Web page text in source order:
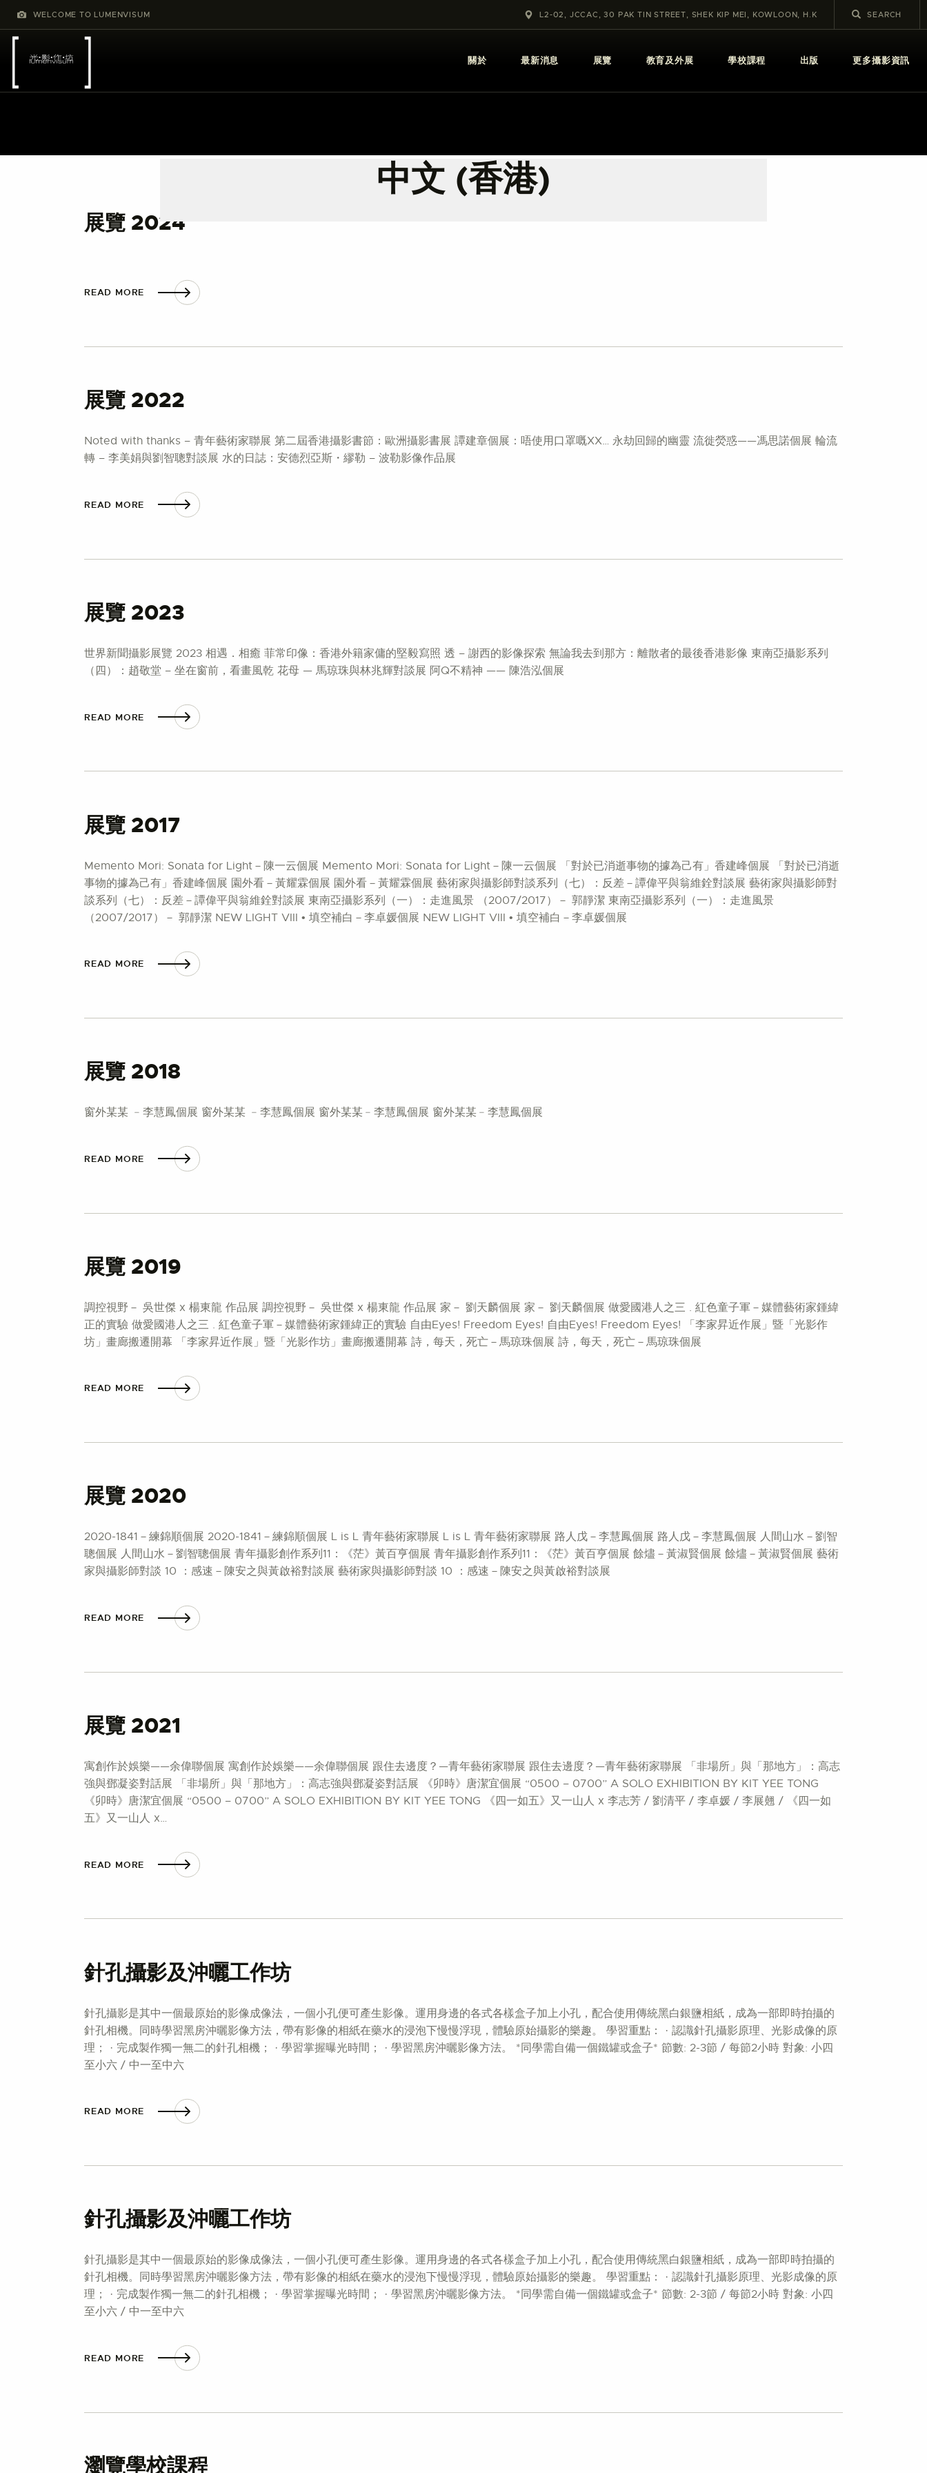
WELCOME TO LUMENVISUM L2-02, JCCAC, 30 PAK TIN STREET, SHEK KIP MEI, KOWLOON, H.K
關於 最新消息 展覽 教育及外展 學校課程 出版 更多攝影資訊
中文 (香港)
展覽
學校課程
展覽 2024
READ MORE
展覽 2022
Noted with thanks – 青年藝術家聯展 第二屆香港攝影書節：歐洲攝影書展 譚建章個展：唔使用口罩嘅XX… 永劫回歸的幽靈 流徙熒惑——馮思諾個展 輪流
轉 – 李美娟與劉智聰對談展 水的日誌：安德烈亞斯・繆勒 – 波勒影像作品展
READ MORE
展覽 2023
世界新聞攝影展覽 2023 相遇．相癒 菲常印像：香港外籍家傭的堅毅寫照 透 – 謝西的影像探索 無論我去到那方：離散者的最後香港影像 東南亞攝影系列
（四）：趙敬堂 – 坐在窗前，看畫風乾 花母 — 馬琼珠與林兆輝對談展 阿Q不精神 —— 陳浩泓個展
READ MORE
展覽 2017
Memento Mori: Sonata for Light－陳一云個展 Memento Mori: Sonata for Light－陳一云個展 「對於已消逝事物的據為己有」香建峰個展 「對於已消逝
事物的據為己有」香建峰個展 園外看－黃耀霖個展 園外看－黃耀霖個展 藝術家與攝影師對談系列（七）：反差－譚偉平與翁維銓對談展 藝術家與攝影師對
談系列（七）：反差－譚偉平與翁維銓對談展 東南亞攝影系列（一）：走進風景 （2007/2017）－ 郭靜潔 東南亞攝影系列（一）：走進風景
（2007/2017）－ 郭靜潔 NEW LIGHT VIII • 填空補白－李卓媛個展 NEW LIGHT VIII • 填空補白－李卓媛個展
READ MORE
展覽 2018
窗外某某 ﹣李慧鳳個展 窗外某某 ﹣李慧鳳個展 窗外某某﹣李慧鳳個展 窗外某某﹣李慧鳳個展
READ MORE
展覽 2019
調控視野－ 吳世傑 x 楊東龍 作品展 調控視野－ 吳世傑 x 楊東龍 作品展 家－ 劉天麟個展 家－ 劉天麟個展 做愛國港人之三 . 紅色童子軍－媒體藝術家鍾緯
正的實驗 做愛國港人之三 . 紅色童子軍－媒體藝術家鍾緯正的實驗 自由Eyes! Freedom Eyes! 自由Eyes! Freedom Eyes! 「李家昇近作展」暨「光影作
坊」畫廊搬遷開幕 「李家昇近作展」暨「光影作坊」畫廊搬遷開幕 詩，每天，死亡－馬琼珠個展 詩，每天，死亡－馬琼珠個展
READ MORE
展覽 2020
2020-1841－練錦順個展 2020-1841－練錦順個展 L is L 青年藝術家聯展 L is L 青年藝術家聯展 路人戊－李慧鳳個展 路人戊－李慧鳳個展 人間山水－劉智
聰個展 人間山水－劉智聰個展 青年攝影創作系列11：《茫》黃百亨個展 青年攝影創作系列11：《茫》黃百亨個展 餘燼－黃淑賢個展 餘燼－黃淑賢個展 藝術
家與攝影師對談 10 ：感速－陳安之與黃啟裕對談展 藝術家與攝影師對談 10 ：感速－陳安之與黃啟裕對談展
READ MORE
展覽 2021
寓創作於娛樂——余偉聯個展 寓創作於娛樂——余偉聯個展 跟住去邊度？—青年藝術家聯展 跟住去邊度？—青年藝術家聯展 「非場所」與「那地方」：高志
強與鄧凝姿對話展 「非場所」與「那地方」：高志強與鄧凝姿對話展 《卯時》唐潔宜個展 “0500 – 0700” A SOLO EXHIBITION BY KIT YEE TONG
《卯時》唐潔宜個展 “0500 – 0700” A SOLO EXHIBITION BY KIT YEE TONG 《四一如五》又一山人 x 李志芳 / 劉清平 / 李卓媛 / 李展翹 / 《四一如
五》又一山人 x…
READ MORE
針孔攝影及沖曬工作坊
針孔攝影是其中一個最原始的影像成像法，一個小孔便可產生影像。運用身邊的各式各樣盒子加上小孔，配合使用傳統黑白銀鹽相紙，成為一部即時拍攝的
針孔相機。同時學習黑房沖曬影像方法，帶有影像的相紙在藥水的浸泡下慢慢浮現，體驗原始攝影的樂趣。 學習重點： · 認識針孔攝影原理、光影成像的原
理； · 完成製作獨一無二的針孔相機； · 學習掌握曝光時間； · 學習黑房沖曬影像方法。 *同學需自備一個鐵罐或盒子* 節數: 2-3節 / 每節2小時 對象: 小四
至小六 / 中一至中六
READ MORE
針孔攝影及沖曬工作坊
針孔攝影是其中一個最原始的影像成像法，一個小孔便可產生影像。運用身邊的各式各樣盒子加上小孔，配合使用傳統黑白銀鹽相紙，成為一部即時拍攝的
針孔相機。同時學習黑房沖曬影像方法，帶有影像的相紙在藥水的浸泡下慢慢浮現，體驗原始攝影的樂趣。 學習重點： · 認識針孔攝影原理、光影成像的原
理； · 完成製作獨一無二的針孔相機； · 學習掌握曝光時間； · 學習黑房沖曬影像方法。 *同學需自備一個鐵罐或盒子* 節數: 2-3節 / 每節2小時 對象: 小四
至小六 / 中一至中六
READ MORE
瀏覽學校課程